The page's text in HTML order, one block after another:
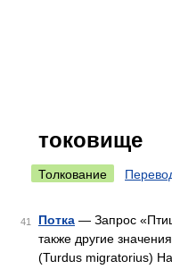
токовище
Толкование
41 Потка — Запрос
также другие
(Turdus migratorius)